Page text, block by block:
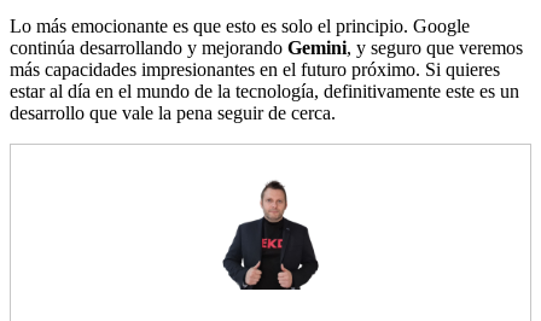
Lo más emocionante es que esto es solo el principio. Google
continúa desarrollando y mejorando Gemini, y seguro que veremos
más capacidades impresionantes en el futuro próximo. Si quieres
estar al día en el mundo de la tecnología, definitivamente este es un
desarrollo que vale la pena seguir de cerca.